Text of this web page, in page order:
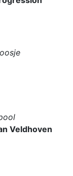
Veldhoven